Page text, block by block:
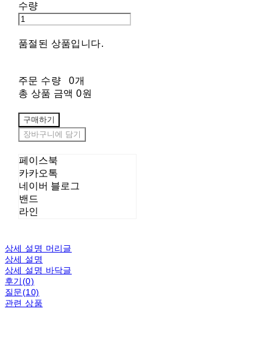
수량
품절된 상품입니다.
주문 수량
0개
총 상품 금액 0원
구매하기
장바구니에 담기
페이스북
카카오톡
네이버 블로그
밴드
라인
상세 설명 머리글
상세 설명
상세 설명 바닥글
후기(0)
질문(10)
관련 상품